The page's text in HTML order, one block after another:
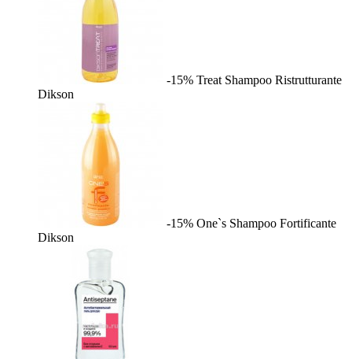
-15% Treat Shampoo Ristrutturante
Dikson
-15% One`s Shampoo Fortificante
Dikson